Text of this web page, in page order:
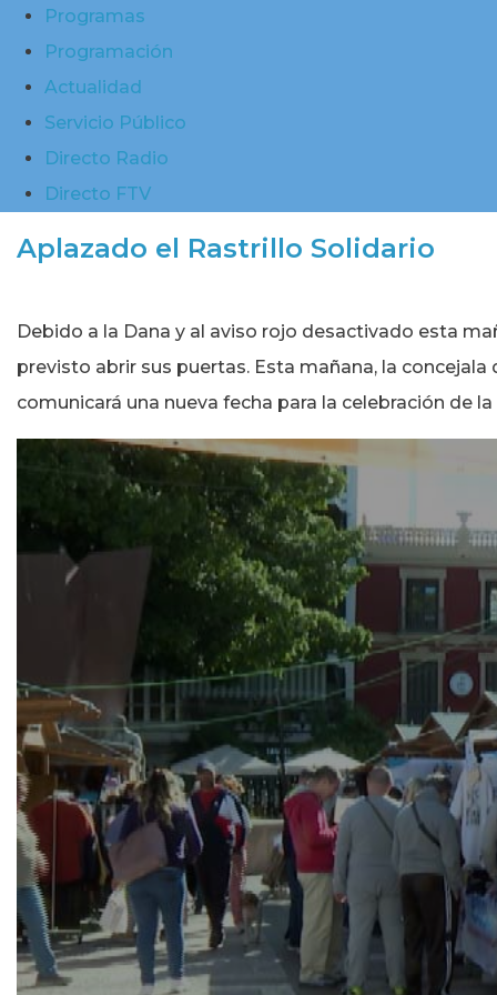
Programas
Programación
Actualidad
Servicio Público
Directo Radio
Directo FTV
Aplazado el Rastrillo Solidario
Debido a la Dana y al aviso rojo desactivado esta
previsto abrir sus puertas. Esta mañana, la
comunicará una nueva fecha para la celebración de